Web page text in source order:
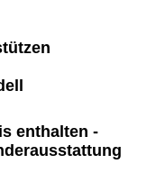
enthalten -